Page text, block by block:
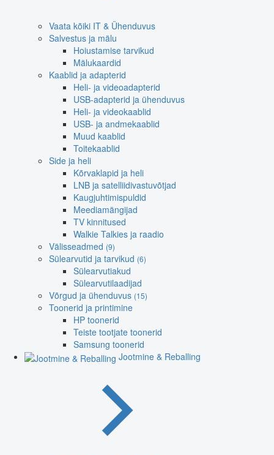
Vaata kõiki IT & Ühenduvus
Salvestus ja mälu
Hoiustamise tarvikud
Mälukaardid
Kaablid ja adapterid
Heli- ja videoadapterid
USB-adapterid ja ühenduvus
Heli- ja videokaablid
USB- ja andmekaablid
Muud kaablid
Toitekaablid
Side ja heli
Kõrvaklapid ja heli
LNB ja satelliidivastuvõtjad
Kaugjuhtimispuldid
Meediamängijad
TV kinnitused
Walkie Talkies ja raadio
Välisseadmed (9)
Sülearvutid ja tarvikud (6)
Sülearvutiakud
Sülearvutilaadijad
Võrgud ja ühenduvus (15)
Toonerid ja printimine
HP toonerid
Teiste tootjate toonerid
Samsung toonerid
Jootmine & Reballing